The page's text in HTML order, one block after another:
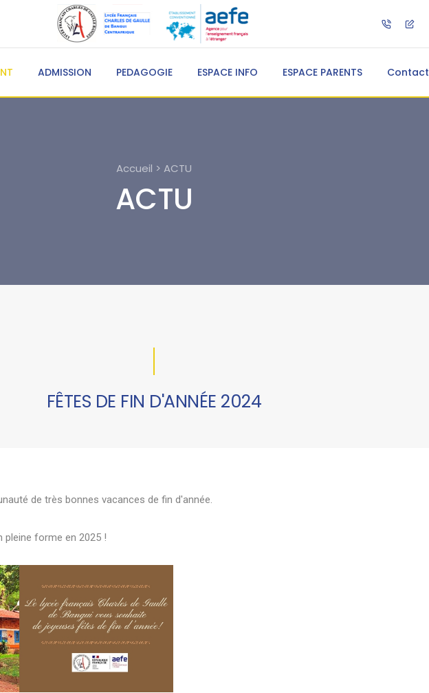
ADMISSION PEDAGOGIE ESPACE INFO ESPACE PARENTS Contact
Accueil > ACTU
ACTU
FÊTES DE FIN D'ANNÉE 2024
de très bonnes vacances de fin d'année.
pleine forme en 2025 !